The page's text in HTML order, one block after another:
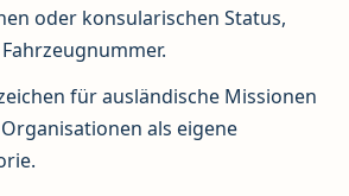
oder konsularischen Status,
für ausländische Missionen
als eigene